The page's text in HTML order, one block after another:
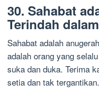
30. Sahabat
Terindah
Sahabat adalah
adalah orang yang
suka dan duka. Terima
setia dan tak tergantikan.